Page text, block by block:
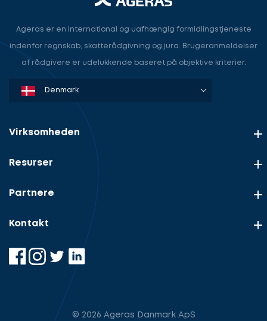
Ageras er en international og uafhængig formidlingstjeneste
indenfor regnskab, skatterådgivning og jura. Brugeranmeldelser
af rådgivere er udelukkende baseret på objektive kriterier.
Denmark
Sweden
Norway
Netherlands
Germany
USA
Virksomheden
Resurser
Partnere
Kontakt
© 2026 Ageras Danmark ApS